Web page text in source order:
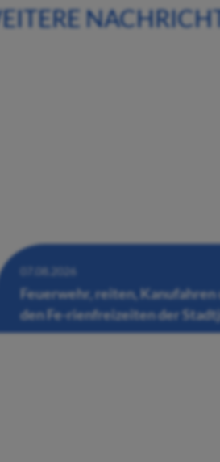
07.08.2026
Feuerwehr, reiten, Kanufahren
den Fe-rienfreizeiten der